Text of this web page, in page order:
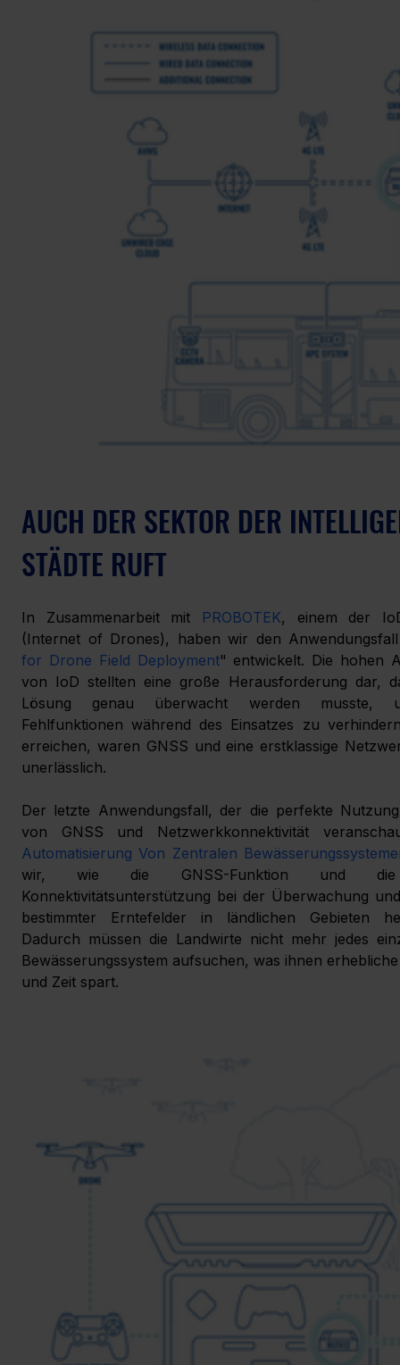
AUCH DER SEKTOR DER
STÄDTE RUFT
In Zusammenarbeit mit PROBOTEK, einem der
(Internet of Drones), haben wir den
for Drone Field Deployment" entwickelt. Die hohen
von IoD stellten eine große Herausforderung dar,
Lösung genau überwacht werden musste,
Fehlfunktionen während des Einsatzes zu
erreichen, waren GNSS und eine erstklassige
unerlässlich.
Der letzte Anwendungsfall, der die perfekte
Automatisierung Von Zentralen
wir, wie die GNSS-Funktion und die
Konnektivitätsunterstützung bei der Überwachung
bestimmter Erntefelder in ländlichen Gebieten
Dadurch müssen die Landwirte nicht mehr jedes
Bewässerungssystem aufsuchen, was ihnen
und Zeit spart.